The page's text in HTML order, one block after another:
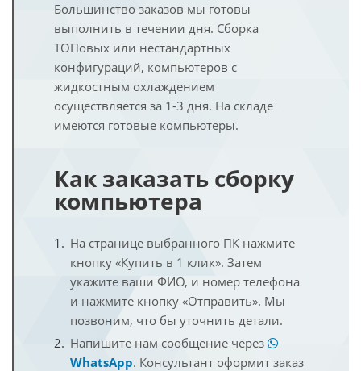
Большинство заказов мы готовы
выполнить в течении дня. Сборка
ТОПовых или нестандартных
конфигураций, компьютеров с
жидкостным охлаждением
осуществляется за 1-3 дня. На складе
имеются готовые компьютеры.
Как заказать сборку
компьютера
На странице выбранного ПК нажмите
кнопку «Купить в 1 клик». Затем
укажите ваши ФИО, и номер телефона
и нажмите кнопку «Отправить». Мы
позвоним, что бы уточнить детали.
Напишите нам сообщение через
WhatsApp. Консультант оформит заказ